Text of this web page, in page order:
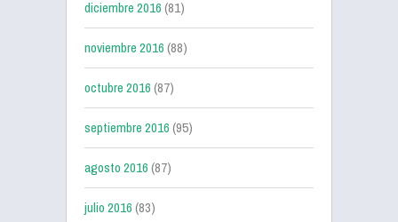
diciembre 2016(81)
noviembre 2016(88)
octubre 2016(87)
septiembre 2016(95)
agosto 2016(87)
julio 2016(83)